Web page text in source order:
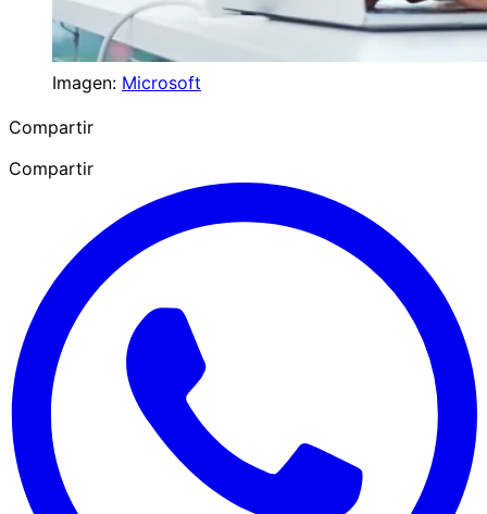
Imagen: Microsoft
Compartir
Compartir